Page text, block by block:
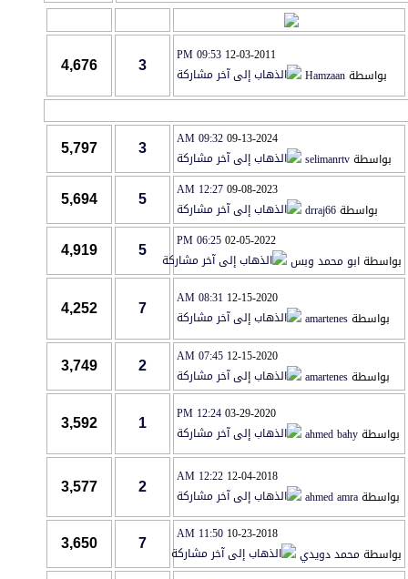
12-03-2011
09:53 PM
بواسطةHamzaan
3
4,676
09-13-2024
09:32 AM
بواسطةselimanrtv
3
5,797
09-08-2023
12:27 AM
بواسطةdrraj66
5
5,694
02-05-2022
06:25 PM
بواسطةابو محمد وبس
5
4,919
12-15-2020
08:31 AM
بواسطةamartenes
7
4,252
12-15-2020
07:45 AM
بواسطةamartenes
2
3,749
03-29-2020
12:24 PM
بواسطةahmed bahy
1
3,592
12-04-2018
12:22 AM
بواسطةahmed amra
2
3,577
10-23-2018
11:50 AM
بواسطة محمد دويدي
7
3,650